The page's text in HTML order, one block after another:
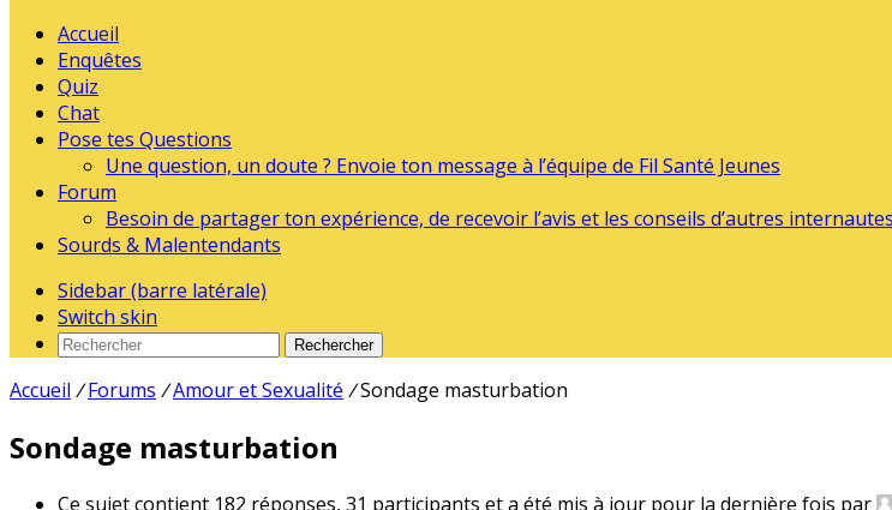
Accueil
Enquêtes
Quiz
Chat
Pose tes Questions
Une question, un doute ? Envoie ton message à l’équipe de Fil Santé Jeunes
Forum
Besoin de partager ton expérience, de recevoir l’avis et les conseils d’autres
Sourds & Malentendants
Sidebar (barre latérale)
Switch skin
Rechercher
Accueil / Forums /Amour et Sexualité /Sondage masturbation
Sondage masturbation
Ce sujet contient 182 réponses, 31 participants et a été mis à jour pour la dernière fois par